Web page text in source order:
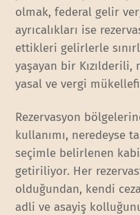
olmak, federal gelir
ayrıcalıkları ise
ettikleri gelirlerle
yaşayan bir
yasal ve vergi
Rezervasyon
kullanımı, neredeyse
seçimle belirlenen
getiriliyor. Her
olduğundan, kendi
adli ve asayiş